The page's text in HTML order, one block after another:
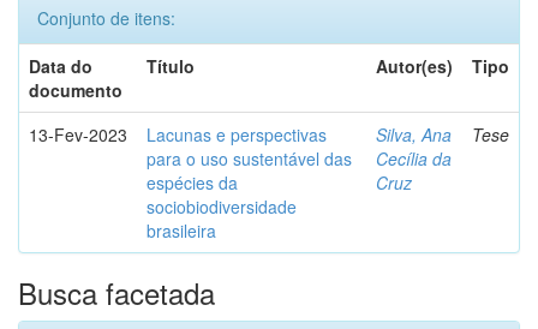
Conjunto de itens:
Data do
documento
Título Autor(es) Tipo
13-Fev-2023
Lacunas e perspectivas
para o uso sustentável das
espécies da
sociobiodiversidade
brasileira
Silva, Ana
Cecília da
Cruz
Tese
Busca facetada